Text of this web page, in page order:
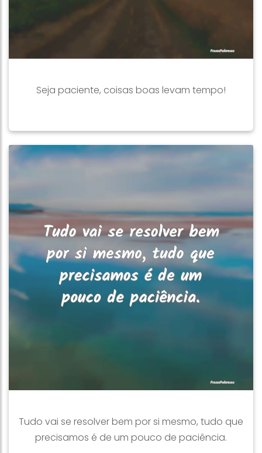
Seja paciente, coisas boas levam tempo!
Tudo vai se resolver bem por si mesmo, tudo que
precisamos é de um pouco de paciência.